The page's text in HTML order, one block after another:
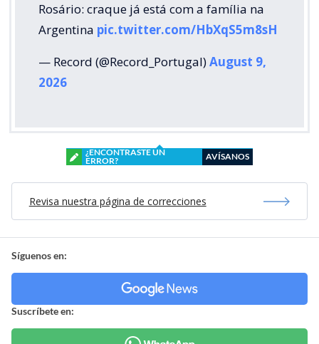
Rosário: craque já está com a família na
Argentina pic.twitter.com/HbXqS5m8sH
— Record (@Record_Portugal)August 9,
2026
¿ENCONTRASTE UN
ERROR?
AVÍSANOS
Revisa nuestra página de correcciones
Síguenos en:
Suscríbete en: